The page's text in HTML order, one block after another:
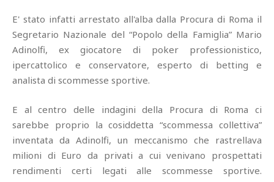
E' stato infatti arrestato all'alba dalla Procura di Roma il
Segretario Nazionale del “Popolo della Famiglia” Mario
Adinolfi, ex giocatore di poker professionistico,
ipercattolico e conservatore, esperto di betting e
analista di scommesse sportive.
E al centro delle indagini della Procura di Roma ci
sarebbe proprio la cosiddetta “scommessa collettiva”
inventata da Adinolfi, un meccanismo che rastrellava
milioni di Euro da privati a cui venivano prospettati
rendimenti certi legati alle scommesse sportive.